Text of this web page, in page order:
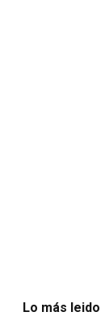
Lo más leido